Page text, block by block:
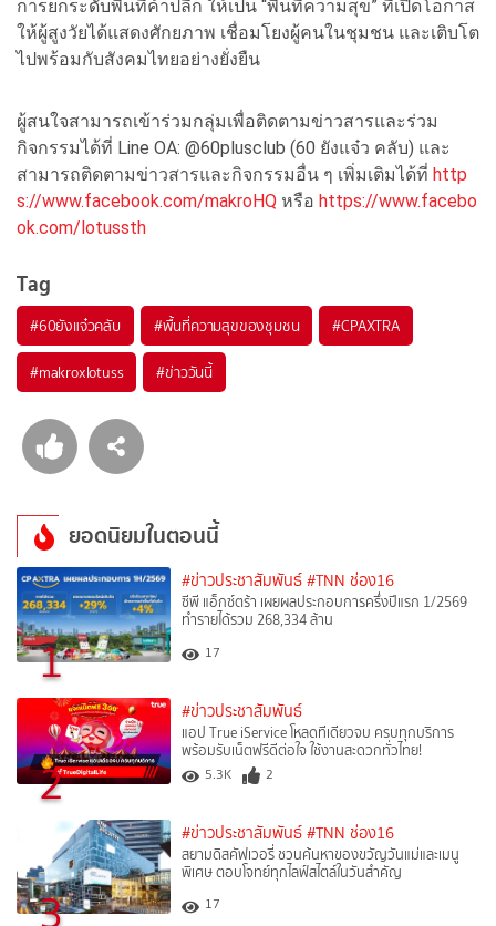
การยกระดับพื้นที่ค้าปลีก ให้เป็น “พื้นที่ความสุข” ที่เปิดโอกาส
ให้ผู้สูงวัยได้แสดงศักยภาพ เชื่อมโยงผู้คนในชุมชน และเติบโต
ไปพร้อมกับสังคมไทยอย่างยั่งยืน
ผู้สนใจสามารถเข้าร่วมกลุ่มเพื่อติดตามข่าวสารและร่วม
กิจกรรมได้ที่ Line OA: @60plusclub (60 ยังแจ๋ว คลับ) และ
สามารถติดตามข่าวสารและกิจกรรมอื่น ๆ เพิ่มเติมได้ที่ http
s://www.facebook.com/makroHQ หรือ https://www.facebo
ok.com/lotussth
Tag
#60ยังแจ๋วคลับ #พื้นที่ความสุขของชุมชน #CPAXTRA
#makroxlotuss #ข่าววันนี้
ยอดนิยมในตอนนี้
1
#ข่าวประชาสัมพันธ์ #TNN ช่อง16
ซีพี แอ็กซ์ตร้า เผยผลประกอบการครึ่งปีแรก 1/2569
ทำรายได้รวม 268,334 ล้าน
17
2
#ข่าวประชาสัมพันธ์
แอป True iService โหลดทีเดียวจบ ครบทุกบริการ
พร้อมรับเน็ตฟรีดีต่อใจ ใช้งานสะดวกทั่วไทย!
5.3K 2
#ข่าวประชาสัมพันธ์ #TNN ช่อง16
สยามดิสคัฟเวอรี่ ชวนค้นหาของขวัญวันแม่และเมนู
พิเศษ ตอบโจทย์ทุกไลฟ์สไตล์ในวันสำคัญ
17